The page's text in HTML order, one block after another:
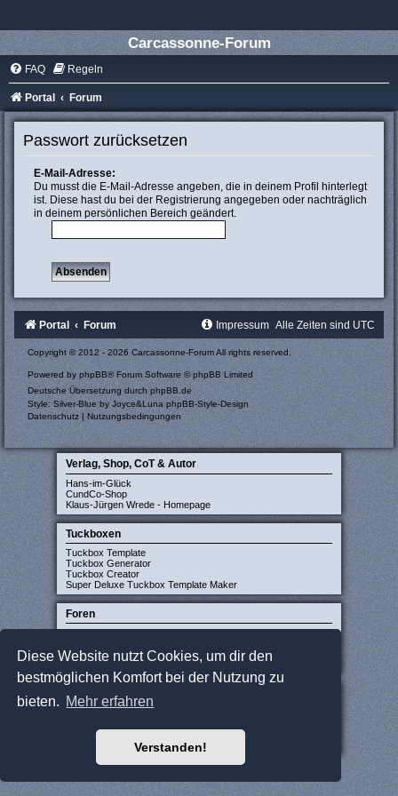
Diese Website nutzt Cookies, um dir den
bestmöglichen Komfort bei der Nutzung zu
bieten. Mehr erfahren
Verstanden!
Carcassonne-Forum
FAQ Regeln
Portal Forum
Passwort zurücksetzen
E-Mail-Adresse:
Du musst die E-Mail-Adresse angeben, die in deinem Profil hinterlegt
ist. Diese hast du bei der Registrierung angegeben oder nachträglich
in deinem persönlichen Bereich geändert.
Portal Forum Alle Zeiten sind UTC
Impressum
Copyright © 2012 - 2026 Carcassonne-Forum All rights reserved.
Powered by phpBB® Forum Software © phpBB Limited
Deutsche Übersetzung durchphpBB.de
Style: Silver-Blue by Joyce&LunaphpBB-Style-Design
Datenschutz
Nutzungsbedingungen
Verlag, Shop, CoT & Autor
Hans-im-Glück
CundCo-Shop
Klaus-Jürgen Wrede - Homepage
Tuckboxen
Tuckbox Template
Tuckbox Generator
Tuckbox Creator
Super Deluxe Tuckbox Template Maker
Foren
Carcassonne-Forum (deutsch)
Carcassonne Latvija (lettisch)
Carcassonne CZ (tschechisch)
Sonstige Seiten
WikiCarpedia
BoardGameGeek